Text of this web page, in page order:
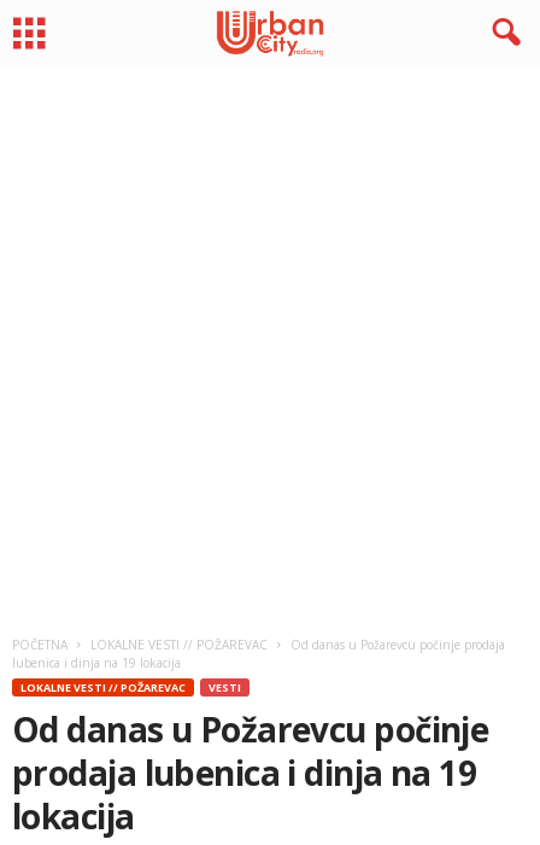
POČETNA LOKALNE VESTI // POŽAREVAC
Od danas u Požarevcu počinje prodaja
lubenica i dinja na 19 lokacija
LOKALNE VESTI // POŽAREVAC VESTI
Od danas u Požarevcu počinje
prodaja lubenica i dinja na 19
lokacija